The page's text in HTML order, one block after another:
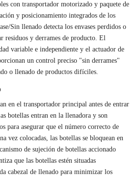
con transportador motorizado y paquete de
y posicionamiento integrados de los
Sin llenado detecta los envases perdidos o
residuos y derrames de producto. El
variable e independiente y el actuador de
un control preciso "sin derrames"
o llenado de productos difíciles.
en el transportador principal antes de entrar
botellas entran en la llenadora y son
para asegurar que el número correcto de
vez colocadas, las botellas se bloquean en
de sujeción de botellas accionado
que las botellas estén situadas
cabezal de llenado para minimizar los